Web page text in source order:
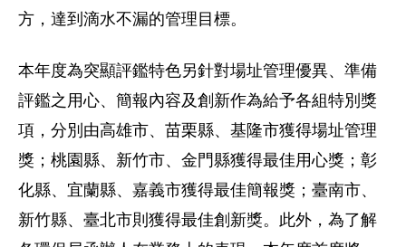
方，達到滴水不漏的管理目標。
本年度為突顯評鑑特色另針對場址管理優異、準備
評鑑之用心、簡報內容及創新作為給予各組特別獎
項，分別由高雄市、苗栗縣、基隆市獲得場址管理
獎；桃園縣、新竹市、金門縣獲得最佳用心獎；彰
化縣、宜蘭縣、嘉義市獲得最佳簡報獎；臺南市、
新竹縣、臺北市則獲得最佳創新獎。此外，為了解